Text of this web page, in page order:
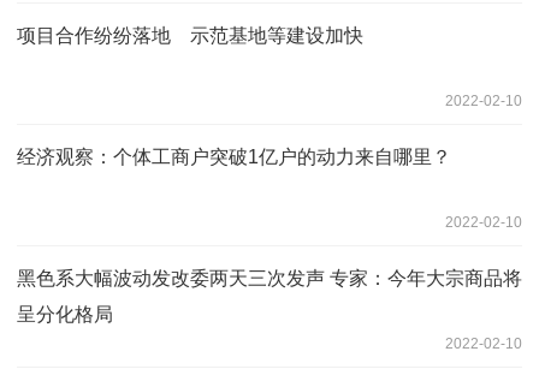
项目合作纷纷落地 示范基地等建设加快
2022-02-10
经济观察：个体工商户突破1亿户的动力来自哪里？
2022-02-10
黑色系大幅波动发改委两天三次发声 专家：今年大宗商品将
呈分化格局
2022-02-10